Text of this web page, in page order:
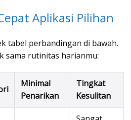
Aplikasi Pilihan
tabel perbandingan di bawah.
sama rutinitas harianmu:
Minimal
Penarikan
Tingkat
Kesulitan